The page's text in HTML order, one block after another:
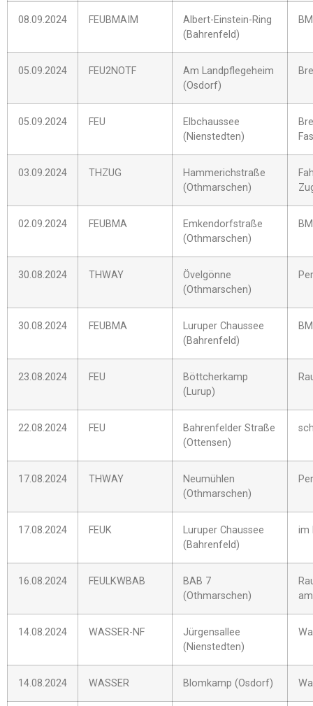
08.09.2024 FEUBMAIM
Albert-Einstein-Ring
(Bahrenfeld)
05.09.2024 FEU2NOTF
Am Landpflegeheim
(Osdorf)
05.09.2024 FEU
Elbchaussee
(Nienstedten)
03.09.2024 THZUG
Hammerichstraße
(Othmarschen)
02.09.2024 FEUBMA
Emkendorfstraße
(Othmarschen)
30.08.2024 THWAY
Övelgönne
(Othmarschen)
30.08.2024 FEUBMA
Luruper Chaussee
(Bahrenfeld)
23.08.2024 FEU
Böttcherkamp
(Lurup)
22.08.2024 FEU
Bahrenfelder Straße
(Ottensen)
17.08.2024 THWAY
Neumühlen
(Othmarschen)
17.08.2024 FEUK
Luruper Chaussee
(Bahrenfeld)
im
16.08.2024 FEULKWBAB
BAB 7
(Othmarschen)
14.08.2024 WASSER-NF
Jürgensallee
(Nienstedten)
14.08.2024 WASSER Blomkamp (Osdorf)